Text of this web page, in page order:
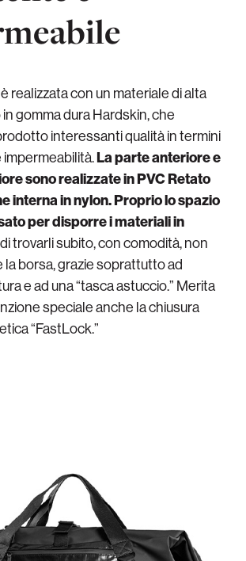
realizzata con un materiale di alta
gomma dura Hardskin, che
interessanti qualità in termini
La parte anteriore e
sono realizzate in PVC Retato
interna in nylon. Proprio lo spazio
per disporre i materiali in
trovarli subito, con comodità, non
la borsa, grazie soprattutto ad
e ad una “tasca astuccio.” Merita
speciale anche la chiusura
“FastLock.”